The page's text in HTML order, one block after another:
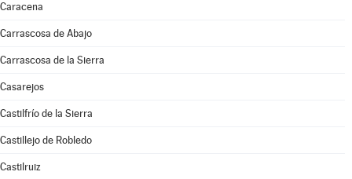
Caracena
Carrascosa de Abajo
Carrascosa de la Sierra
Casarejos
Castilfrío de la Sierra
Castillejo de Robledo
Castilruiz